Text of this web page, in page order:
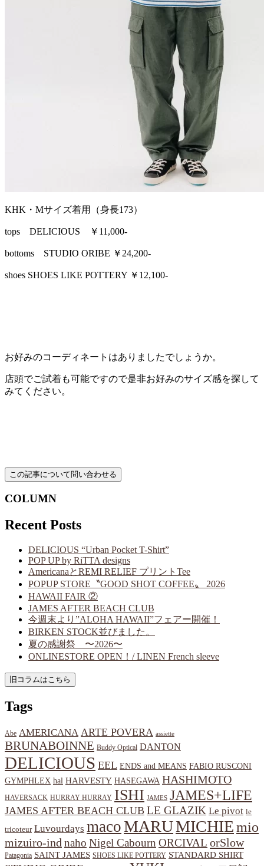
KHK・Mサイズ着用（身長173）
tops DELICIOUS ￥11,000-
bottoms STUDIO ORIBE ￥24,200-
shoes SHOES LIKE POTTERY ￥12,100-
お好みのコーディネートはありましたでしょうか。
店頭でご試着も可能ですので是非お好みのサイズ感を探して
みてください。
COLUMN
Recent Posts
DELICIOUS “Urban Pocket T-Shirt”
POP UP by RiTTA designs
AmericanaとREMI RELIEF プリントTee
POPUP STORE〝GOOD SHOT COFFEE〟 2026
HAWAII FAIR ②
JAMES AFTER BEACH CLUB
今週末より”ALOHA HAWAII”フェアー開催！
BIRKEN STOCK並びました。
夏の感謝祭 〜2026〜
ONLINESTORE OPEN！/ LINEN French sleeve
Tags
Abe AMERICANA ARTE POVERA assiette
BRUNABOINNE Buddy Optical DANTON
DELICIOUS EEL ENDS and MEANS FABIO RUSCONI
GYMPHLEX hal HARVESTY HASEGAWA HASHIMOTO
HAVERSACK HURRAY HURRAY ISHI JAMES JAMES+LIFE
JAMES AFTER BEACH CLUB LE GLAZIK Le pivot le
tricoteur Luvourdays macoMARUMICHIEmio
mizuiro-ind naho Nigel Cabourn ORCIVAL orSlow
Patagonia SAINT JAMES SHOES LIKE POTTERY STANDARD SHIRT